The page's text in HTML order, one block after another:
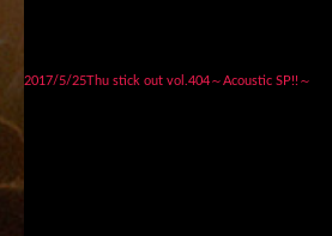
2017/5/25Thu stick out vol.404～Acoustic SP!!～